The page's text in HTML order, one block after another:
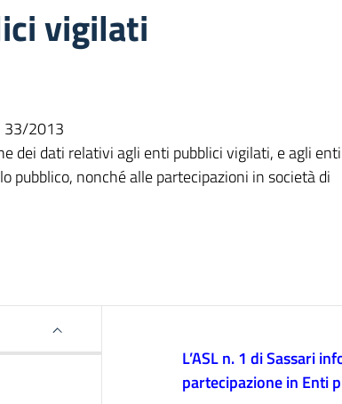
vigilati
33/2013
dei dati relativi agli enti pubblici vigilati, e agli
pubblico, nonché alle partecipazioni in società di
L’ASL n. 1 di Sassari
partecipazione in Enti